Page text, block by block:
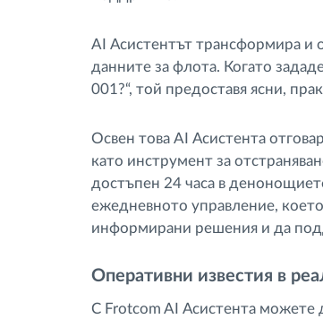
AI Асистентът трансформира и
данните за флота. Когато
001?“, той предоставя ясни,
Освен това AI Асистента
като инструмент за
достъпен 24 часа в
ежедневното управление,
информирани решения и да
Оперативни известия в
С Frotcom AI Асистента можете